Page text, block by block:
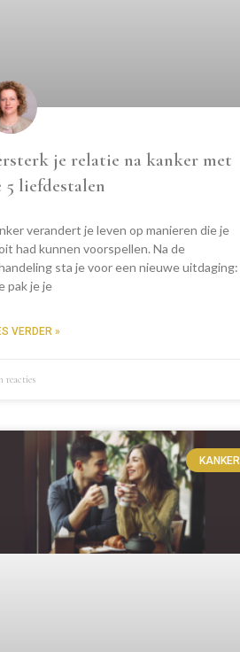
je relatie na kanker met
5 liefdestalen
verandert je leven op manieren die je
had kunnen voorspellen. Na de
sta je voor een nieuwe uitdaging:
pak je je
VERDER »
reacties
KANKER